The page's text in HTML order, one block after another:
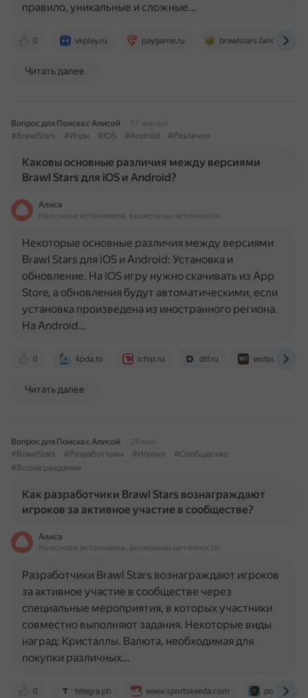
0 vkplay.ru paygame.ru brawlstars.fandom.com
правило, уникальные и сложные…
Читать далее
Вопрос для Поиска с Алисой
17 января
#BrawlStars
#Игры #IOS #Android #Различия
Каковы основные различия между версиями
Brawl Stars для iOS и Android?
Алиса
На основе источников, возможны неточности
0 4pda.to ichip.ru dtf.ru wotpack.ru
Некоторые основные различия между версиями
Brawl Stars для iOS и Android: Установка и
обновление. На iOS игру нужно скачивать из App
Store, а обновления будут автоматическими, если
установка произведена из иностранного региона.
На Android…
Читать далее
Вопрос для Поиска с Алисой
28 мая
#BrawlStars
#Разработчики #Игроки
#Сообщество
#Вознаграждение
Как разработчики Brawl Stars вознаграждают
игроков за активное участие в сообществе?
Алиса
На основе источников, возможны неточности
0 telegra.ph www.sportskeeda.com
Разработчики Brawl Stars вознаграждают игроков
за активное участие в сообществе через
специальные мероприятия, в которых участники
совместно выполняют задания. Некоторые виды
наград: Кристаллы. Валюта, необходимая для
покупки различных…